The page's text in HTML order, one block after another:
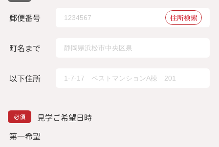
郵便番号
住所検索
町名まで
以下住所
見学ご希望日時
第一希望